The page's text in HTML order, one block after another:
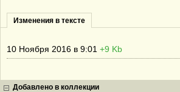
Изменения в тексте
10 Ноября 2016 в 9:01 +9 Kb
Добавлено в коллекции